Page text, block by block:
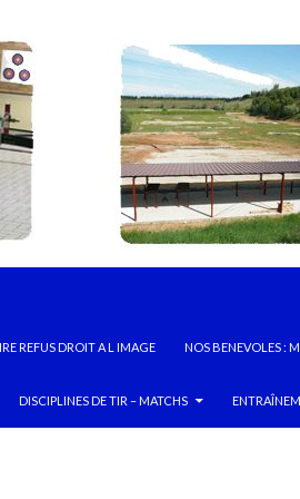
REFUS DROIT A L IMAGE NOS BENEVOLES :
DISCIPLINES DE TIR – MATCHS